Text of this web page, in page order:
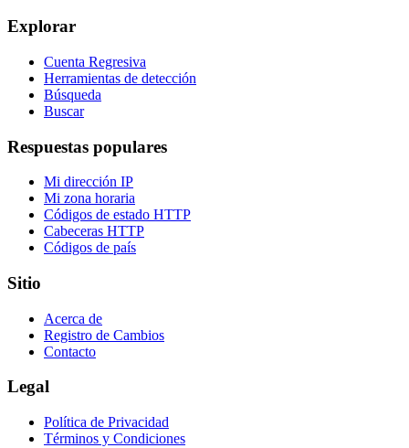
Explorar
Cuenta Regresiva
Herramientas de detección
Búsqueda
Buscar
Respuestas populares
Mi dirección IP
Mi zona horaria
Códigos de estado HTTP
Cabeceras HTTP
Códigos de país
Sitio
Acerca de
Registro de Cambios
Contacto
Legal
Política de Privacidad
Términos y Condiciones